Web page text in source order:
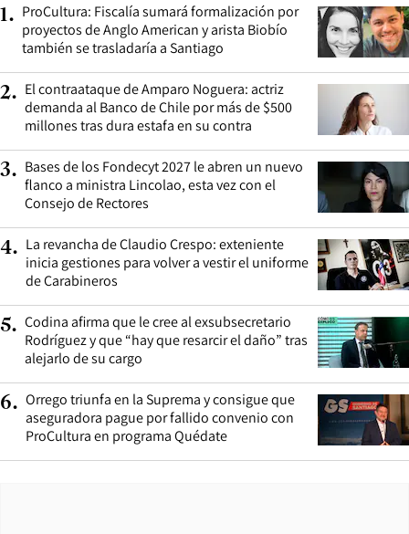
1. ProCultura: Fiscalía sumará formalización por
proyectos de Anglo American y arista Biobío
también se trasladaría a Santiago
2. El contraataque de Amparo Noguera: actriz
demanda al Banco de Chile por más de $500
millones tras dura estafa en su contra
3. Bases de los Fondecyt 2027 le abren un nuevo
flanco a ministra Lincolao, esta vez con el
Consejo de Rectores
4. La revancha de Claudio Crespo: exteniente
inicia gestiones para volver a vestir el uniforme
de Carabineros
5. Codina afirma que le cree al exsubsecretario
Rodríguez y que “hay que resarcir el daño” tras
alejarlo de su cargo
6. Orrego triunfa en la Suprema y consigue que
aseguradora pague por fallido convenio con
ProCultura en programa Quédate